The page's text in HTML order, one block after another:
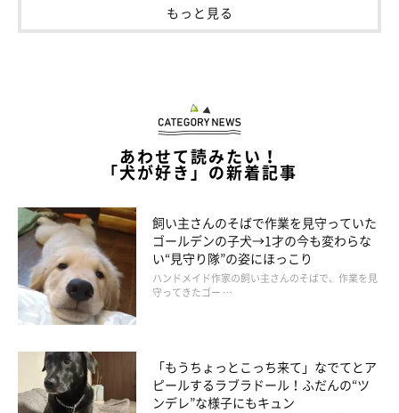
もっと見る
あわせて読みたい！
「犬が好き」の新着記事
飼い主さんのそばで作業を見守っていた
ゴールデンの子犬→1才の今も変わらな
い“見守り隊”の姿にほっこり
ハンドメイド作家の飼い主さんのそばで、作業を見
守ってきたゴー …
「もうちょっとこっち来て」なでてとア
ピールするラブラドール！ふだんの“ツ
ンデレ”な様子にもキュン